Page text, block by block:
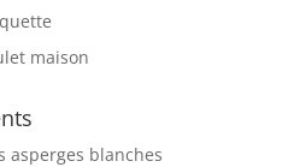
maison
asperges blanches